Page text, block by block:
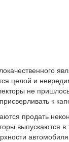
целой и
не
к
продать
выпускаются